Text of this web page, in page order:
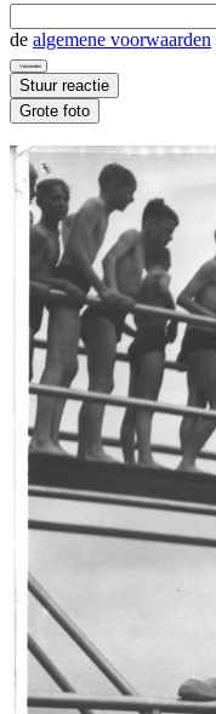
de algemene voorwaarden